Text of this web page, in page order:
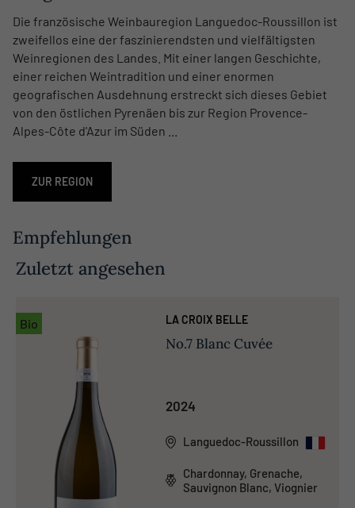
Die französische Weinbauregion Languedoc-Roussillon ist
zweifellos eine der faszinierendsten und vielfältigsten
Weinregionen des Landes. Mit einer langen Geschichte,
einer reichen Weintradition und einer enormen
geografischen Ausdehnung erstreckt sich dieses Gebiet
von den östlichen Pyrenäen bis zur Region Provence-
Alpes-Côte d'Azur im Süden ...
ZUR REGION
Empfehlungen
Zuletzt angesehen
Bio LA CROIX BELLE
No.7 Blanc Cuvée
2024
Languedoc-Roussillon
Chardonnay, Grenache,
Sauvignon Blanc, Viognier